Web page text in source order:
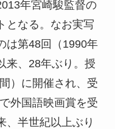
年宮崎駿監督の
となる。なお実写
は第48回（1990年
来、28年ぶり。授
）に開催され、受
外国語映画賞を受
、半世紀以上ぶり